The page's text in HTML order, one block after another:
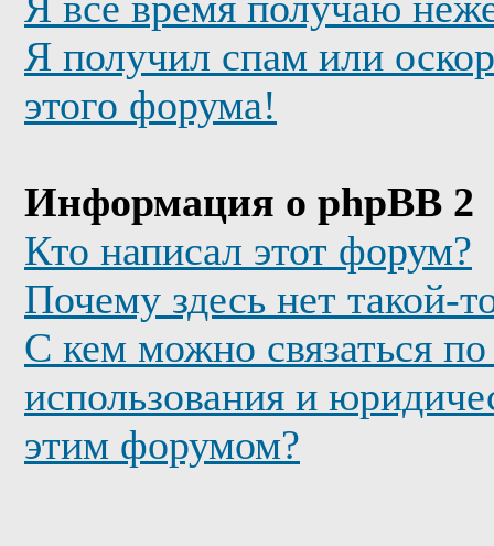
Я получил спам или
этого форума!
Информация о phpBB 2
Кто написал этот форум?
Почему здесь нет такой-
С кем можно связаться
использования и
этим форумом?